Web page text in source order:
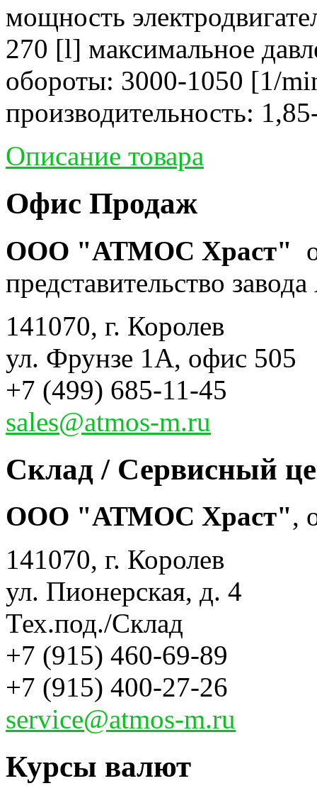
мощность
270 [l] максимальное
обороты: 3000-1050 [1/
производительность:
Описание товара
Офис Продаж
ООО "АТМОС Храст"
представительство
141070, г. Королев
ул. Фрунзе 1А, офис 505
+7 (499) 685-11-45
sales@atmos-m.ru
Склад / Сервисный
ООО "АТМОС Храст",
141070, г. Королев
ул. Пионерская, д. 4
Тех.под./Склад
+7 (915) 460-69-89
+7 (915) 400-27-26
service@atmos-m.ru
Курсы валют